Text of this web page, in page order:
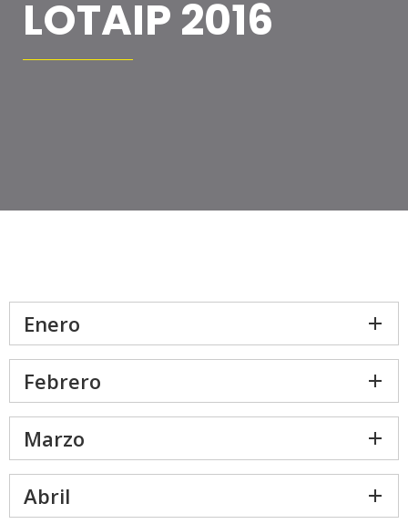
LOTAIP 2016
Enero
Febrero
Marzo
Abril